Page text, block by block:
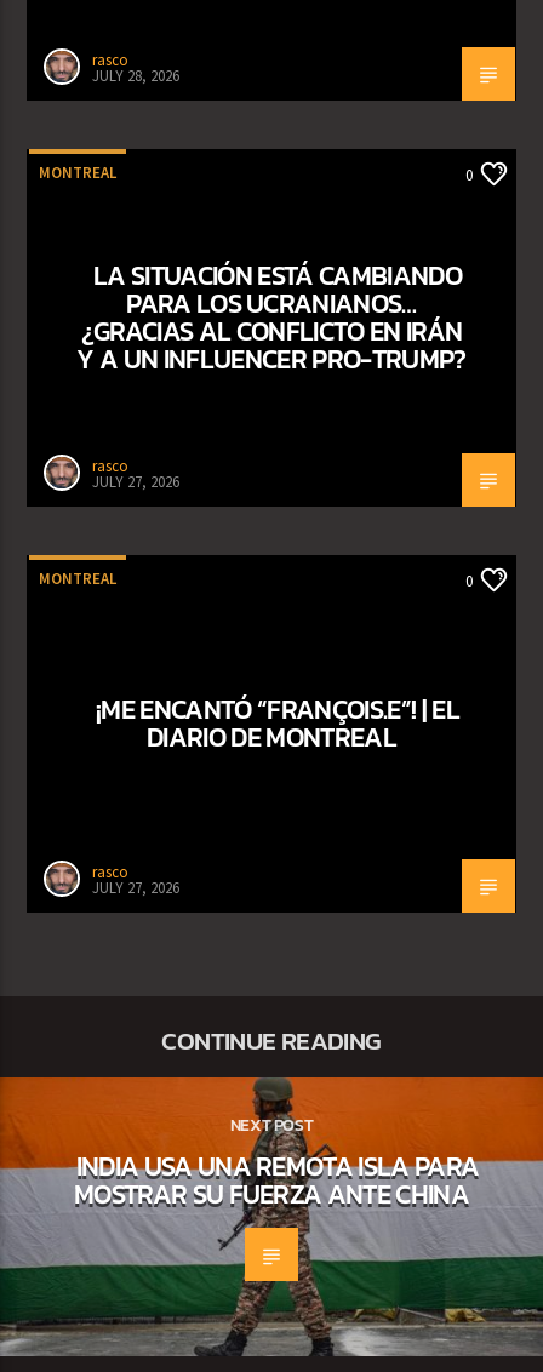
rasco
JULY 28, 2026
MONTREAL 0
LA SITUACIÓN ESTÁ CAMBIANDO
PARA LOS UCRANIANOS…
¿GRACIAS AL CONFLICTO EN IRÁN
Y A UN INFLUENCER PRO-TRUMP?
rasco
JULY 27, 2026
MONTREAL 0
¡ME ENCANTÓ “FRANÇOIS.E”! | EL
DIARIO DE MONTREAL
rasco
JULY 27, 2026
CONTINUE READING
NEXT POST
INDIA USA UNA REMOTA ISLA PARA
MOSTRAR SU FUERZA ANTE CHINA